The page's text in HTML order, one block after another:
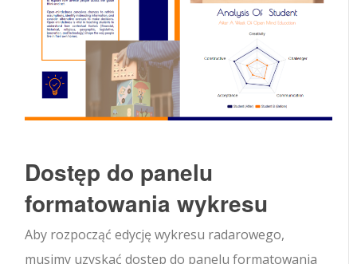
Dostęp do panelu
formatowania wykresu
Aby rozpocząć edycję wykresu radarowego,
musimy uzyskać dostęp do panelu formatowania